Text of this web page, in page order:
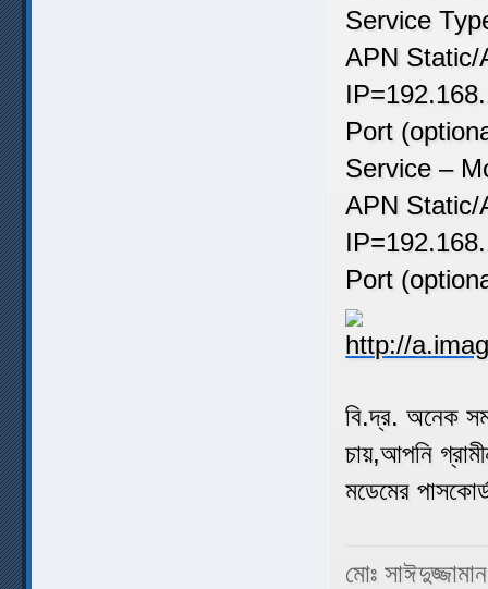
Service
APN Static/
Port
Service –
APN Static/
Port
বি.দ্র. অনেক
চায়,আপনি
মডেমের
মোঃ